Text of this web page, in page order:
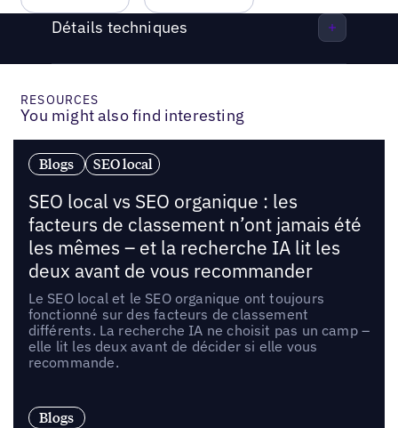
Détails techniques
RESOURCES
You might also find interesting
Blogs SEO local
SEO local vs SEO organique : les
facteurs de classement n’ont jamais été
les mêmes – et la recherche IA lit les
deux avant de vous recommander
Le SEO local et le SEO organique ont toujours
fonctionné sur des facteurs de classement
différents. La recherche IA ne choisit pas un camp –
elle lit les deux avant de décider si elle vous
recommande.
Blogs